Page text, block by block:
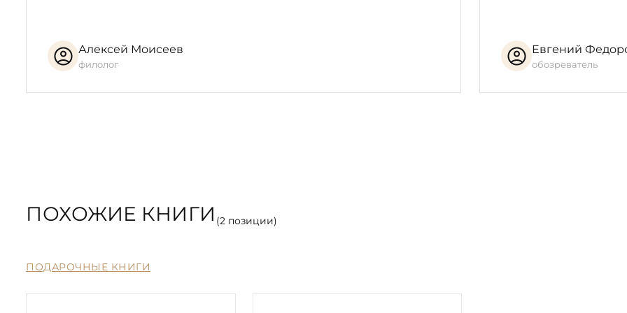
Алексей Моисеев
филолог
Евгений
обозреватель
ПОХОЖИЕ КНИГИ (2позиции)
ПОДАРОЧНЫЕ КНИГИ